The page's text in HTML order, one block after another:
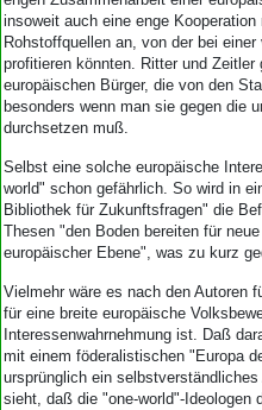
insoweit auch eine enge
Rohstoffquellen an, von der bei
profitieren könnten. Ritter und
europäischen Bürger, die von den
besonders wenn man sie gegen die
durchsetzen muß.
Selbst eine solche europäische
world" schon gefährlich. So wird in
Bibliothek für Zukunftsfragen" die
Thesen "den Boden bereiten für
europäischer Ebene", was zu kurz
Vielmehr wäre es nach den Autoren
für eine breite europäische
Interessenwahrnehmung ist. Daß
mit einem föderalistischen "Europa
ursprünglich ein
sieht, daß die "one-world"-Ideologen